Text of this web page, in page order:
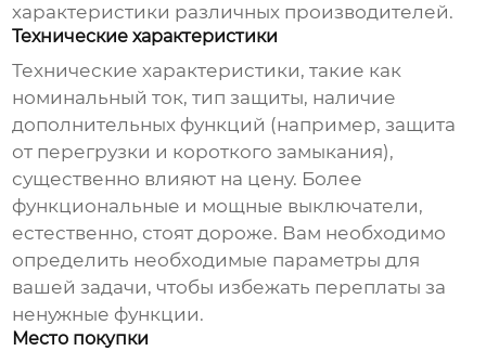
характеристики различных производителей.
Технические характеристики
Технические характеристики, такие как
номинальный ток, тип защиты, наличие
дополнительных функций (например, защита
от перегрузки и короткого замыкания),
существенно влияют на цену. Более
функциональные и мощные выключатели,
естественно, стоят дороже. Вам необходимо
определить необходимые параметры для
вашей задачи, чтобы избежать переплаты за
ненужные функции.
Место покупки